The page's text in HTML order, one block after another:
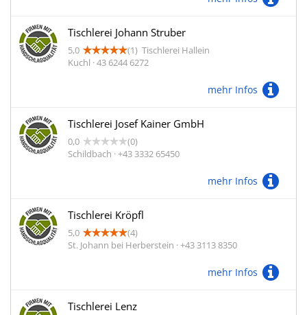
Tischlerei Johann Struber
5,0 (1) Tischlerei Hallein
Kuchl · 43 6244 6272
mehr Infos
Tischlerei Josef Kainer GmbH
0,0
(0)
Schildbach · +43 3332 65450
mehr Infos
Tischlerei Kröpfl
5,0
(4)
St. Johann bei Herberstein · +43 3113 8350
mehr Infos
Tischlerei Lenz